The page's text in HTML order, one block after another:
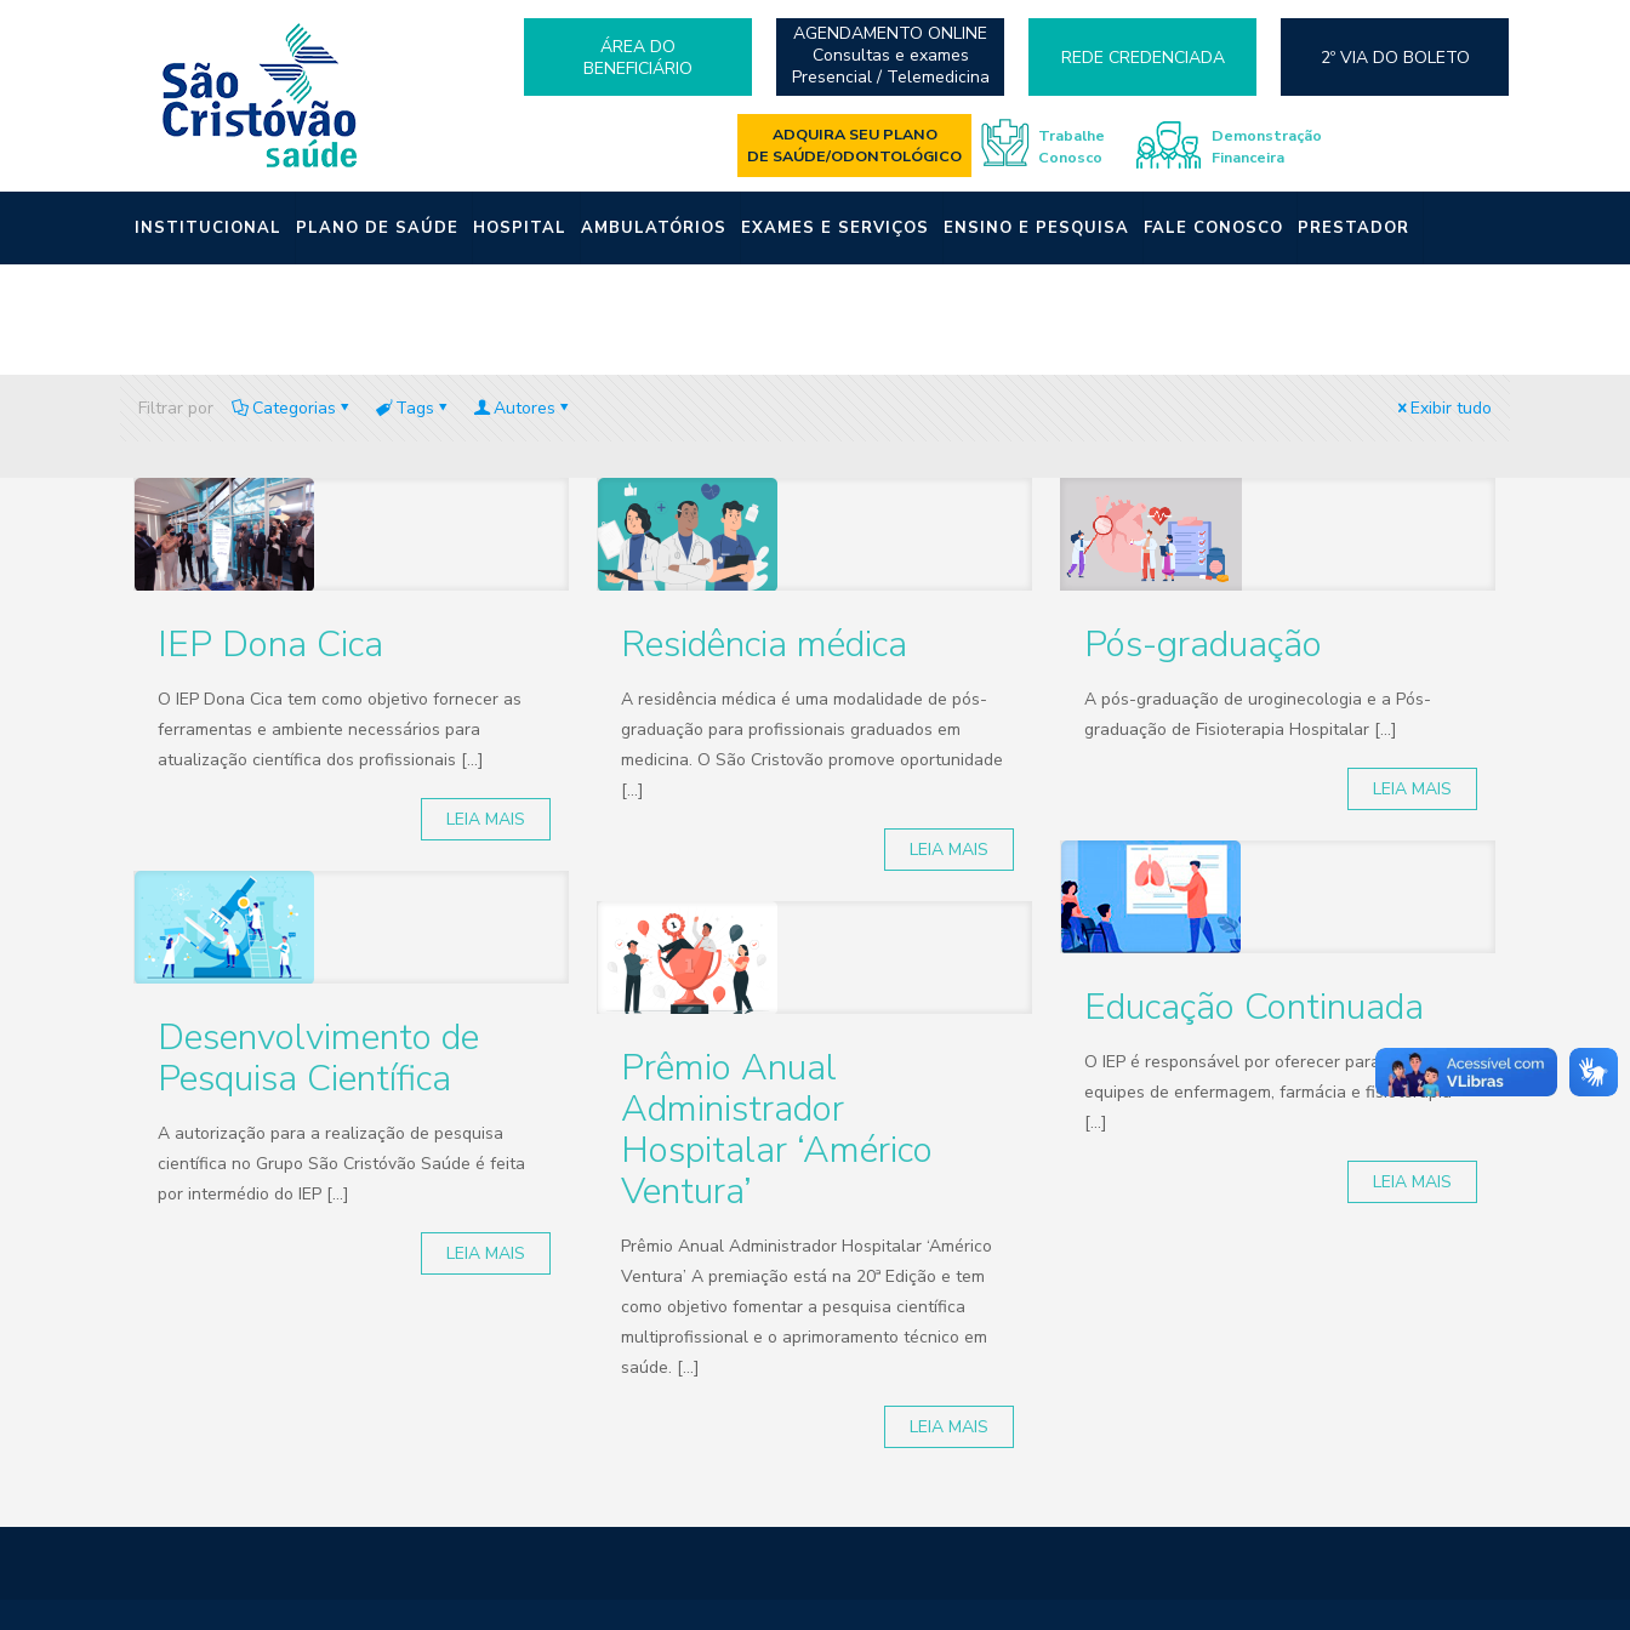
ÁREA DO
BENEFICIÁRIO
AGENDAMENTO ONLINE
Consultas e exames
Presencial / Telemedicina
REDE CREDENCIADA 2º VIA DO BOLETO
ADQUIRA SEU PLANO
DE SAÚDE/ODONTOLÓGICO
Trabalhe
Conosco
Demonstração
Financeira
INSTITUCIONAL PLANO DE SAÚDE HOSPITAL AMBULATÓRIOS EXAMES E SERVIÇOS ENSINO E PESQUISA FALE CONOSCO PRESTADOR
Filtrar por Categorias Tags Autores Exibir tudo
IEP Dona Cica
O IEP Dona Cica tem como objetivo fornecer as
ferramentas e ambiente necessários para
atualização científica dos profissionais [...]
LEIA MAIS
Residência médica
A residência médica é uma modalidade de pós-
graduação para profissionais graduados em
medicina. O São Cristovão promove oportunidade
[...]
LEIA MAIS
Pós-graduação
A pós-graduação de uroginecologia e a Pós-
graduação de Fisioterapia Hospitalar [...]
LEIA MAIS
Educação Continuada
O IEP é responsável por oferecer para as
equipes de enfermagem, farmácia e fisioterapia
[...]
LEIA MAIS
Desenvolvimento de
Pesquisa Científica
A autorização para a realização de pesquisa
científica no Grupo São Cristóvão Saúde é feita
por intermédio do IEP [...]
LEIA MAIS
Prêmio Anual
Administrador
Hospitalar ‘Américo
Ventura’
Prêmio Anual Administrador Hospitalar ‘Américo
Ventura’ A premiação está na 20ª Edição e tem
como objetivo fomentar a pesquisa científica
multiprofissional e o aprimoramento técnico em
saúde. [...]
LEIA MAIS